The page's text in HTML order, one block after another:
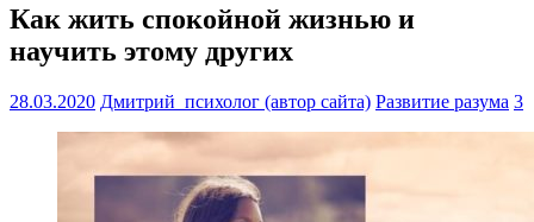
Как жить спокойной жизнью и
научить этому других
28.03.2020 Дмитрий_психолог (автор сайта) Развитие разума 3